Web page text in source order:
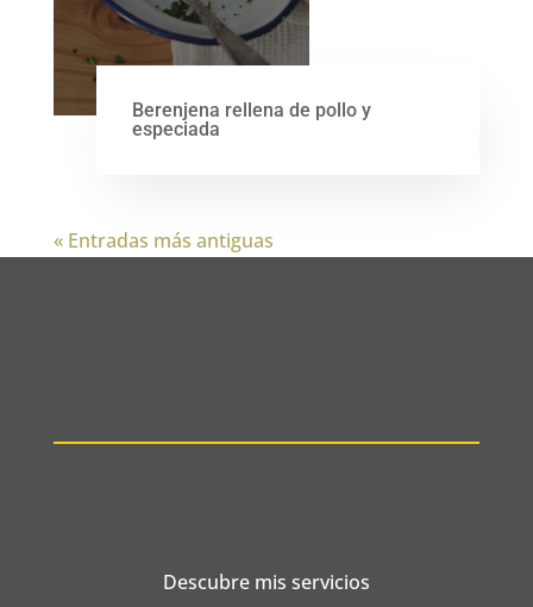
Berenjena rellena de pollo y
especiada
« Entradas más antiguas
Descubre mis servicios